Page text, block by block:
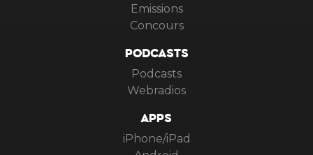
Emissions
Concours
PODCASTS
Podcasts
Webradios
APPS
iPhone/iPad